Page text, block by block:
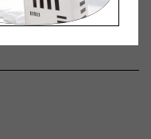
muotoilusta ja